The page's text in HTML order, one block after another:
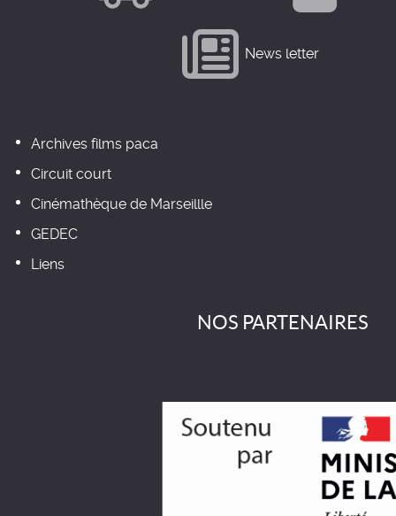
News letter
Archives films paca
Circuit court
Cinémathèque de Marseillle
GEDEC
Liens
NOS PARTENAIRES